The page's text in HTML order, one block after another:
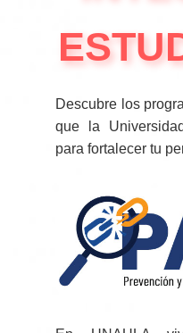
Descubre los
que la
para fortalecer tu